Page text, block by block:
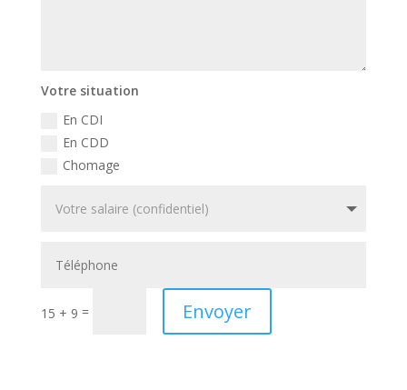
Votre situation
En CDI
En CDD
Chomage
15 + 9 = Envoyer